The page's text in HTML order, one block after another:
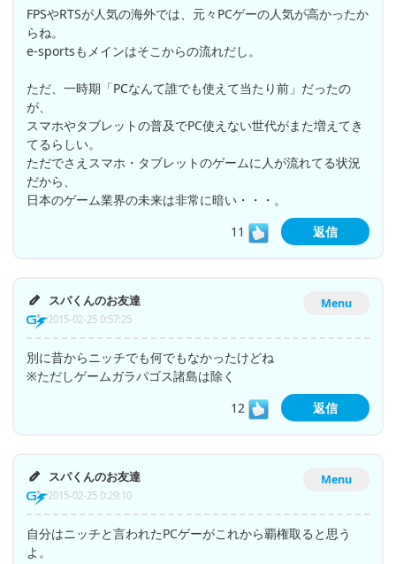
FPSやRTSが人気の海外では、元々PCゲーの人気が高かったか
らね。
e-sportsもメインはそこからの流れだし。
ただ、一時期「PCなんて誰でも使えて当たり前」だったの
が、
スマホやタブレットの普及でPC使えない世代がまた増えてき
てるらしい。
ただでさえスマホ・タブレットのゲームに人が流れてる状況
だから、
日本のゲーム業界の未来は非常に暗い・・・。
11
返信
Menu
スパくんのお友達
2015-02-25 0:57:25
別に昔からニッチでも何でもなかったけどね
※ただしゲームガラパゴス諸島は除く
12
返信
Menu
スパくんのお友達
2015-02-25 0:29:10
自分はニッチと言われたPCゲーがこれから覇権取ると思う
よ。